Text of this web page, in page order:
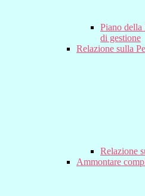
Piano della
di gestione
Relazione sulla
Relazione
Ammontare